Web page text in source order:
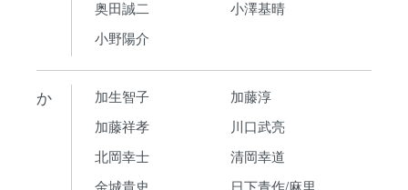
奥田誠二
小澤基晴
小野陽介
か 加生智子
加藤淳
加藤祥孝
川口武亮
北岡幸士
清岡幸道